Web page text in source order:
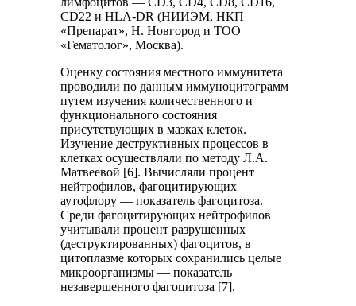
CD22 и HLA-DR (НИИЭМ, НКП
«Препарат», Н. Новгород и ТОО
«Гематолог», Москва).
Оценку состояния местного иммунитета
проводили по данным иммуноцитограмм
путем изучения количественного и
функционального состояния
присутствующих в мазках клеток.
Изучение деструктивных процессов в
клетках осуществляли по методу Л.А.
Матвеевой [6]. Вычисляли процент
нейтрофилов, фагоцитирующих
аутофлору — показатель фагоцитоза.
Среди фагоцитирующих нейтрофилов
учитывали процент разрушенных
(деструктированных) фагоцитов, в
цитоплазме которых сохранились целые
микроорганизмы — показатель
незавершенного фагоцитоза [7].